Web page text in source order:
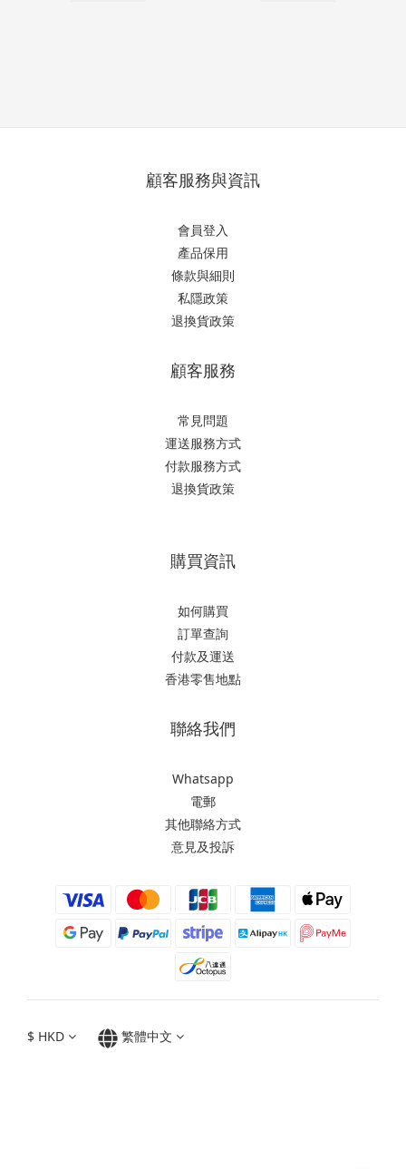
顧客服務與資訊
會員登入
產品保用
條款與細則
私隱政策
退換貨政策
顧客服務
常見問題
運送服務方式
付款服務方式
退換貨政策
購買資訊
如何購買
訂單查詢
付款及運送
香港零售地點
聯絡我們
Whatsapp
電郵
其他聯絡方式
意見及投訴
$ HKD 繁體中文